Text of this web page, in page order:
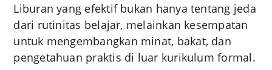
Liburan yang efektif bukan hanya tentang jeda
dari rutinitas belajar, melainkan kesempatan
untuk mengembangkan minat, bakat, dan
pengetahuan praktis di luar kurikulum formal.